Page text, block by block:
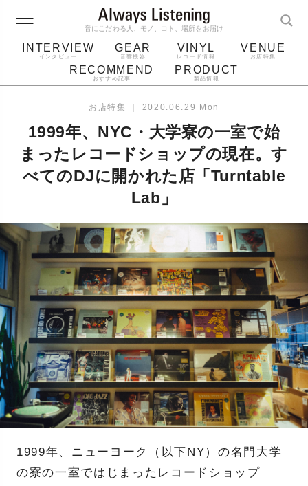
音にこだわる人、モノ、コト、場所をお届け
INTERVIEW
インタビュー
GEAR
音響機器
VINYL
レコード情報
VENUE
お店特集
RECOMMEND
おすすめ記事
PRODUCT
製品情報
ジャケット bluetooth アルバム
レコード針
お店特集 ｜ 2020.06.29 Mon
1999年、NYC・大学寮の一室で始
まったレコードショップの現在。す
べてのDJに開かれた店「Turntable
Lab」
1999年、ニューヨーク（以下NY）の名門大学
の寮の一室ではじまったレコードショップ